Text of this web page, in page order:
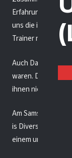
Erfahrung für alle
uns die
Trainer neue
Auch Daniel
waren. Die
ihnen nicht nur
Am Samstag hielt
is Diversity”. Sie
einem